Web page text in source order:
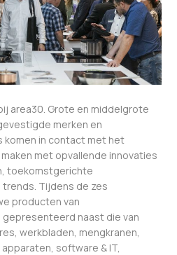
area30. Grote en middelgrote
merken en
komen in contact met het
met opvallende innovaties
toekomstgerichte
Tijdens de zes
producten van
naast die van
werkbladen, mengkranen,
software & IT,